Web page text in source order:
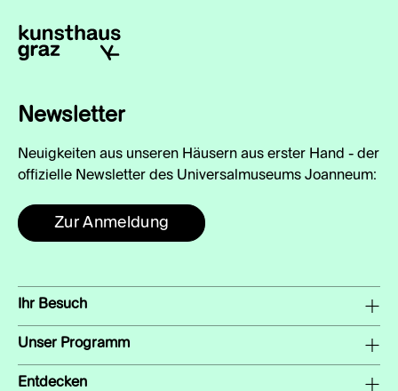
Newsletter
Neuigkeiten aus unseren Häusern aus erster Hand - der
offizielle Newsletter des Universalmuseums Joanneum:
Zur Anmeldung
Ihr Besuch
Unser Programm
Entdecken